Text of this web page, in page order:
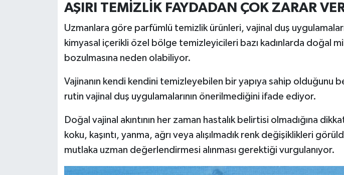
AŞIRI TEMİZLİK FAYDADAN ÇOK ZARAR
Uzmanlara göre parfümlü temizlik ürünleri, vajinal duş
kimyasal içerikli özel bölge temizleyicileri bazı kadınlarda doğal
bozulmasına neden olabiliyor.
Vajinanın kendi kendini temizleyebilen bir yapıya sahip olduğunu
rutin vajinal duş uygulamalarının önerilmediğini ifade ediyor.
Doğal vajinal akıntının her zaman hastalık belirtisi olmadığına
koku, kaşıntı, yanma, ağrı veya alışılmadık renk değişiklikleri
mutlaka uzman değerlendirmesi alınması gerektiği vurgulanıyor.